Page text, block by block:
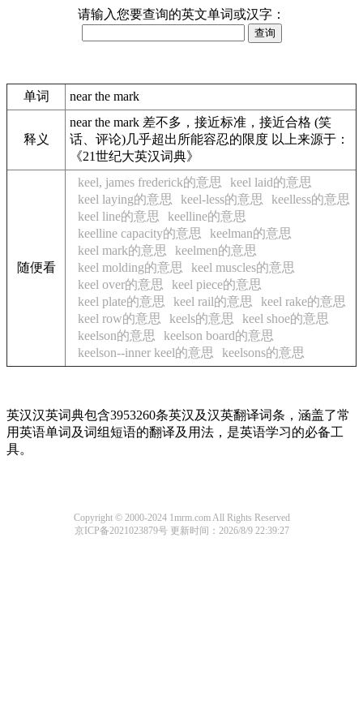
请输入您要查询的英文单词或汉字：
单词 near the mark
释义
near the mark 差不多，接近标准，接近合格 (笑
话、评论)几乎超出所能容忍的限度 以上来源于：
《21世纪大英汉词典》
随便看
keel, james frederick的意思
keel laid的意思
keel laying的意思
keel-less的意思
keelless的意思
keel line的意思
keelline的意思
keelline capacity的意思
keelman的意思
keel mark的意思
keelmen的意思
keel molding的意思
keel muscles的意思
keel over的意思
keel piece的意思
keel plate的意思
keel rail的意思
keel rake的意思
keel row的意思
keels的意思
keel shoe的意思
keelson的意思
keelson board的意思
keelson--inner keel的意思
keelsons的意思
英汉汉英词典包含3953260条英汉及汉英翻译词条，涵盖了常
用英语单词及词组短语的翻译及用法，是英语学习的必备工
具。
Copyright © 2000-2024 1mrm.com All Rights Reserved
京ICP备2021023879号 更新时间：2026/8/9 22:39:27